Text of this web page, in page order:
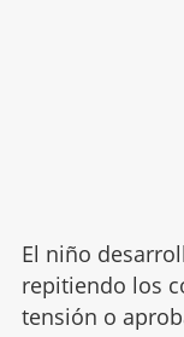
El niño
repitiendo los
tensión o